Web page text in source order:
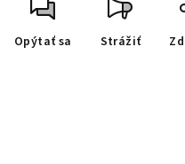
Opýtať sa Strážiť